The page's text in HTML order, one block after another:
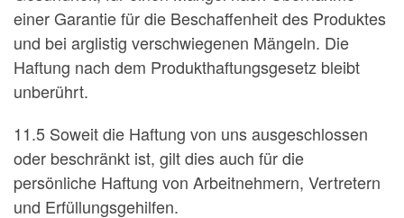
einer Garantie für die Beschaffenheit des Produktes
und bei arglistig verschwiegenen Mängeln. Die
Haftung nach dem Produkthaftungsgesetz bleibt
unberührt.
11.5 Soweit die Haftung von uns ausgeschlossen
oder beschränkt ist, gilt dies auch für die
persönliche Haftung von Arbeitnehmern, Vertretern
und Erfüllungsgehilfen.